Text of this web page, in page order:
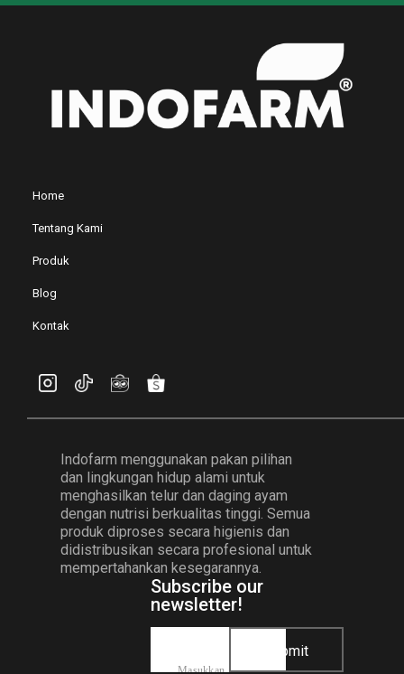
Home
Tentang Kami
Produk
Blog
Kontak
Indofarm menggunakan pakan pilihan
dan lingkungan hidup alami untuk
menghasilkan telur dan daging ayam
dengan nutrisi berkualitas tinggi. Semua
produk diproses secara higienis dan
didistribusikan secara profesional untuk
mempertahankan kesegarannya.
Subscribe our
newsletter!
Submit